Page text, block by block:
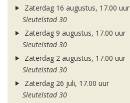
Zaterdag 16 augustus, 17.00 uur
Sleutelstad 30
Zaterdag 9 augustus, 17.00 uur
Sleutelstad 30
Zaterdag 2 augustus, 17.00 uur
Sleutelstad 30
Zaterdag 26 juli, 17.00 uur
Sleutelstad 30